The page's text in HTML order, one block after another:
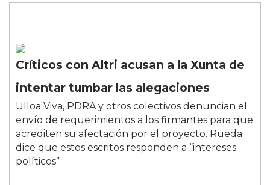
Críticos con Altri acusan a la Xunta de
intentar tumbar las alegaciones
Ulloa Viva, PDRA y otros colectivos denuncian el
envío de requerimientos a los firmantes para que
acrediten su afectación por el proyecto. Rueda
dice que estos escritos responden a “intereses
políticos”